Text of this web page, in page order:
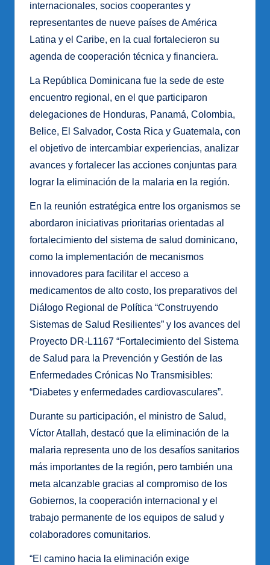
internacionales, socios cooperantes y
representantes de nueve países de América
Latina y el Caribe, en la cual fortalecieron su
agenda de cooperación técnica y financiera.
La República Dominicana fue la sede de este
encuentro regional, en el que participaron
delegaciones de Honduras, Panamá, Colombia,
Belice, El Salvador, Costa Rica y Guatemala, con
el objetivo de intercambiar experiencias, analizar
avances y fortalecer las acciones conjuntas para
lograr la eliminación de la malaria en la región.
En la reunión estratégica entre los organismos se
abordaron iniciativas prioritarias orientadas al
fortalecimiento del sistema de salud dominicano,
como la implementación de mecanismos
innovadores para facilitar el acceso a
medicamentos de alto costo, los preparativos del
Diálogo Regional de Política “Construyendo
Sistemas de Salud Resilientes” y los avances del
Proyecto DR-L1167 “Fortalecimiento del Sistema
de Salud para la Prevención y Gestión de las
Enfermedades Crónicas No Transmisibles:
“Diabetes y enfermedades cardiovasculares”.
Durante su participación, el ministro de Salud,
Víctor Atallah, destacó que la eliminación de la
malaria representa uno de los desafíos sanitarios
más importantes de la región, pero también una
meta alcanzable gracias al compromiso de los
Gobiernos, la cooperación internacional y el
trabajo permanente de los equipos de salud y
colaboradores comunitarios.
“El camino hacia la eliminación exige